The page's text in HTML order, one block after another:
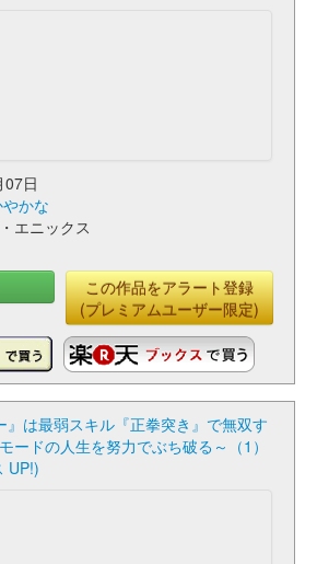
日
かな
エニックス
この作品をアラート登録
(プレミアムユーザー限定)
』は最弱スキル『正拳突き』で無双す
ドの人生を努力でぶち破る～（1）
UP!)